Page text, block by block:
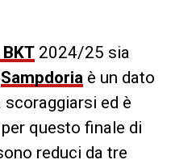
2024/25 sia
Sampdoriaè un dato
ed è
questo finale di
reduci da tre